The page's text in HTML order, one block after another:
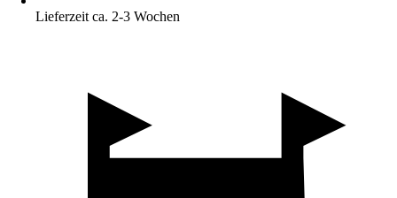
Lieferzeit ca. 2-3 Wochen